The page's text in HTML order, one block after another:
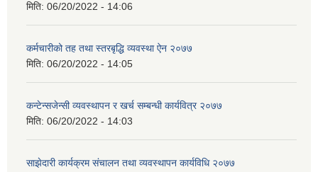
मिति: 06/20/2022 - 14:06
कर्मचारीको तह तथा स्तरबृद्धि व्यवस्था ऐन २०७७
मिति: 06/20/2022 - 14:05
कन्टेन्सजेन्सी व्यवस्थापन र खर्च सम्बन्धी कार्यवित्र २०७७
मिति: 06/20/2022 - 14:03
साझेदारी कार्यक्रम संचालन तथा व्यवस्थापन कार्यविधि २०७७